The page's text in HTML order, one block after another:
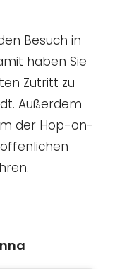
Besuch in
haben Sie
Zutritt zu
Außerdem
der Hop-on-